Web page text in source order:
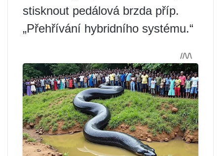
stisknout pedálová brzda příp.
„Přehřívání hybridního systému.“